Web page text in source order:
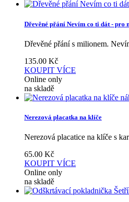
Dřevěné přání Nevím co ti dát - pro
Dřevěné přání s milionem.
135.00 Kč
KOUPIT VÍCE
Online only
na skladě
Nerezová placatka na klíče
Nerezová placatice na klíče s
65.00 Kč
KOUPIT VÍCE
Online only
na skladě